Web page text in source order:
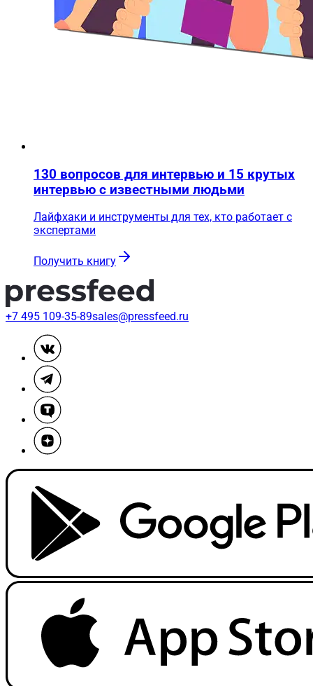
130 вопросов для интервью и 15 крутых
интервью с известными людьми
Лайфхаки и инструменты для тех, кто работает с
экспертами
Получить книгу
+7 495 109-35-89sales@pressfeed.ru